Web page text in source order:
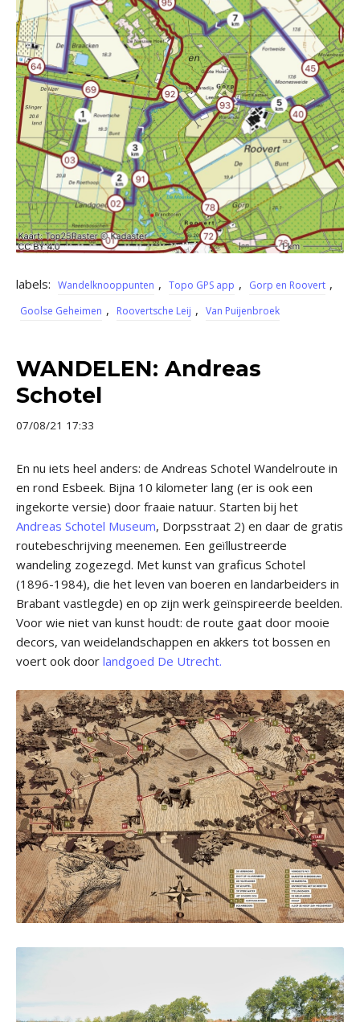
labels: Wandelknooppunten , Topo GPS app , Gorp en Roovert ,
Goolse Geheimen , Roovertsche Leij , Van Puijenbroek
WANDELEN: Andreas
Schotel
07/08/21 17:33
En nu iets heel anders: de Andreas Schotel Wandelroute in
en rond Esbeek. Bijna 10 kilometer lang (er is ook een
ingekorte versie) door fraaie natuur. Starten bij het
Andreas Schotel Museum, Dorpsstraat 2) en daar de gratis
routebeschrijving meenemen. Een geïllustreerde
wandeling zogezegd. Met kunst van graficus Schotel
(1896-1984), die het leven van boeren en landarbeiders in
Brabant vastlegde) en op zijn werk geïnspireerde beelden.
Voor wie niet van kunst houdt: de route gaat door mooie
decors, van weidelandschappen en akkers tot bossen en
voert ook door landgoed De Utrecht.